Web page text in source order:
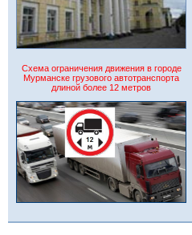
Схема ограничения движения в городе
Мурманске грузового автотранспорта
длиной более 12 метров